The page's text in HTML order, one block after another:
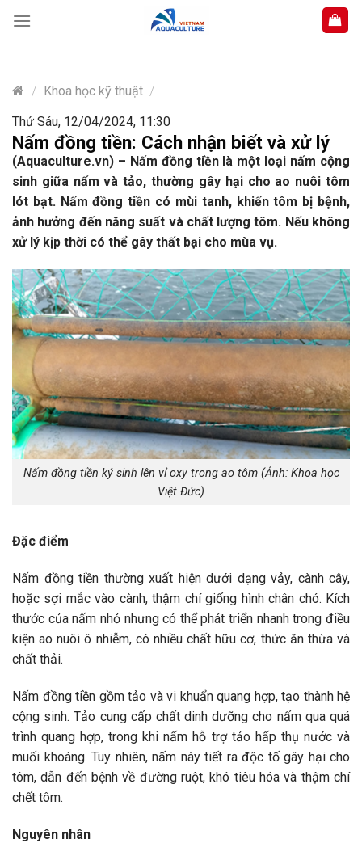
content
/ Khoa học kỹ thuật /
Thứ Sáu, 12/04/2024, 11:30
Nấm đồng tiền: Cách nhận biết và xử lý
(Aquaculture.vn) – Nấm đồng tiền là một loại nấm cộng
sinh giữa nấm và tảo, thường gây hại cho ao nuôi tôm
lót bạt. Nấm đồng tiền có mùi tanh, khiến tôm bị bệnh,
ảnh hưởng đến năng suất và chất lượng tôm. Nếu không
xử lý kịp thời có thể gây thất bại cho mùa vụ.
Nấm đồng tiền ký sinh lên vỉ oxy trong ao tôm (Ảnh: Khoa học
Việt Đức)
Đặc điểm
Nấm đồng tiền thường xuất hiện dưới dạng vảy, cành cây,
hoặc sợi mắc vào cành, thậm chí giống hình chân chó. Kích
thước của nấm nhỏ nhưng có thể phát triển nhanh trong điều
kiện ao nuôi ô nhiễm, có nhiều chất hữu cơ, thức ăn thừa và
chất thải.
Nấm đồng tiền gồm tảo và vi khuẩn quang hợp, tạo thành hệ
cộng sinh. Tảo cung cấp chất dinh dưỡng cho nấm qua quá
trình quang hợp, trong khi nấm hỗ trợ tảo hấp thụ nước và
muối khoáng. Tuy nhiên, nấm này tiết ra độc tố gây hại cho
tôm, dẫn đến bệnh về đường ruột, khó tiêu hóa và thậm chí
chết tôm.
Nguyên nhân